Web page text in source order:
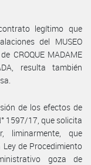
legítimo que
del MUSEO
CROQUE MADAME
resulta también
de los efectos de
1597/17, que solicita
liminarmente, que
de Procedimiento
goza de